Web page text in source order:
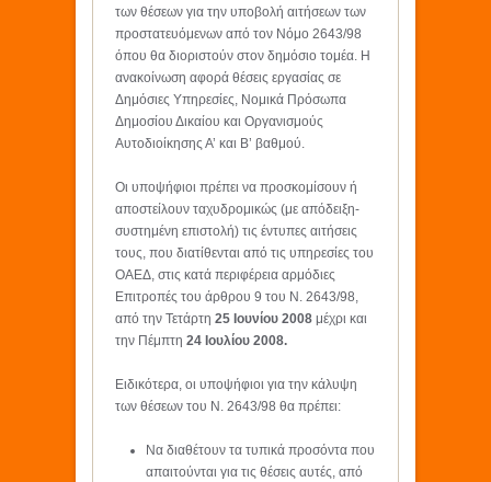
των θέσεων για την υποβολή αιτήσεων των
προστατευόμενων από τον Νόμο 2643/98
όπου θα διοριστούν στον δημόσιο τομέα. Η
ανακοίνωση αφορά θέσεις εργασίας σε
Δημόσιες Υπηρεσίες, Νομικά Πρόσωπα
Δημοσίου Δικαίου και Οργανισμούς
Αυτοδιοίκησης Α’ και Β’ βαθμού.
Οι υποψήφιοι πρέπει να προσκομίσουν ή
αποστείλουν ταχυδρομικώς (με απόδειξη-
συστημένη επιστολή) τις έντυπες αιτήσεις
τους, που διατίθενται από τις υπηρεσίες του
ΟΑΕΔ, στις κατά περιφέρεια αρμόδιες
Επιτροπές του άρθρου 9 του Ν. 2643/98,
από την Τετάρτη 25 Ιουνίου 2008 μέχρι και
την Πέμπτη 24 Ιουλίου 2008.
Ειδικότερα, οι υποψήφιοι για την κάλυψη
των θέσεων του Ν. 2643/98 θα πρέπει:
Να διαθέτουν τα τυπικά προσόντα που
απαιτούνται για τις θέσεις αυτές, από